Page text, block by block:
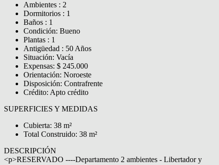
Ambientes : 2
Dormitorios : 1
Baños : 1
Condición: Bueno
Plantas : 1
Antigüedad : 50 Años
Situación: Vacía
Expensas: $ 245.000
Orientación: Noroeste
Disposición: Contrafrente
Crédito: Apto crédito
SUPERFICIES Y MEDIDAS
Cubierta: 38 m²
Total Construido: 38 m²
DESCRIPCIÓN
<p>RESERVADO ----Departamento 2 ambientes - Libertador y